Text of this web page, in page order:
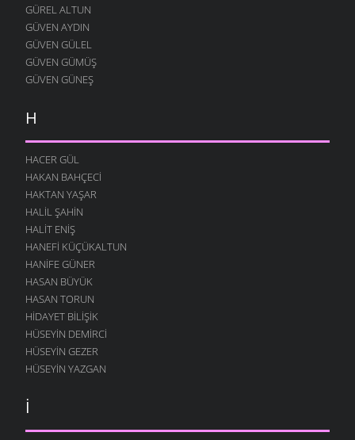
GÜREL ALTUN
GÜVEN AYDIN
GÜVEN GÜLEL
GÜVEN GÜMÜŞ
GÜVEN GÜNEŞ
H
HACER GÜL
HAKAN BAHÇECI
HAKTAN YAŞAR
HALIL ŞAHIN
HALIT ENIŞ
HANEFI KÜÇÜKALTUN
HANIFE GÜNER
HASAN BÜYÜK
HASAN TORUN
HIDAYET BILIŞIK
HÜSEYIN DEMIRCI
HÜSEYIN GEZER
HÜSEYIN YAZGAN
İ